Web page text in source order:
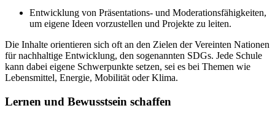
Entwicklung von Präsentations- und Moderationsfähigkeiten,
um eigene Ideen vorzustellen und Projekte zu leiten.
Die Inhalte orientieren sich oft an den Zielen der Vereinten Nationen
für nachhaltige Entwicklung, den sogenannten SDGs. Jede Schule
kann dabei eigene Schwerpunkte setzen, sei es bei Themen wie
Lebensmittel, Energie, Mobilität oder Klima.
Lernen und Bewusstsein schaffen